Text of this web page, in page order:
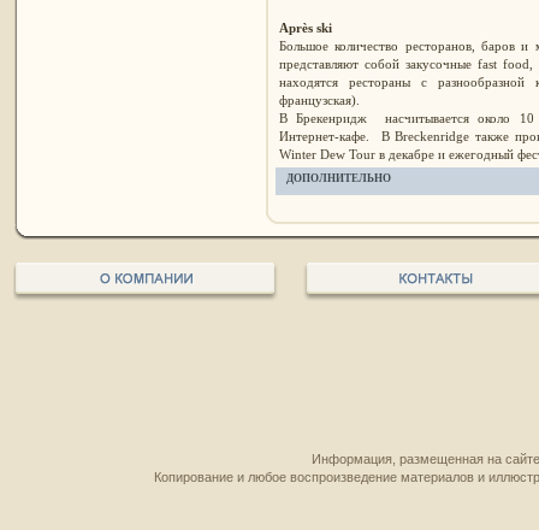
Après ski
Большое количество ресторанов, баров
представляют собой закусочные fast
находятся рестораны с разнообразной
французская).
В Брекенридж насчитывается около
Интернет-кафе. В Breckenridge также
Winter Dew Tour в декабре и ежегодный
ДОПОЛНИТЕЛЬНО
Информация, размещенная на
Копирование и любое воспроизведение материалов и